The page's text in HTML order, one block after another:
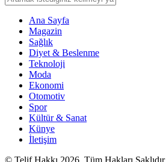
Ana Sayfa
Magazin
Sağlık
Diyet & Beslenme
Teknoloji
Moda
Ekonomi
Otomotiv
Spor
Kültür & Sanat
Künye
İletişim
© Telif Hakkı 2026, Tüm Hakları Saklıdır.